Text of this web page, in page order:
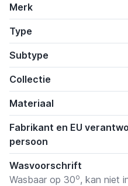
Merk
Type
Subtype
Collectie
Materiaal
Fabrikant en EU
persoon
Wasvoorschrift
Wasbaar op 30o, kan niet